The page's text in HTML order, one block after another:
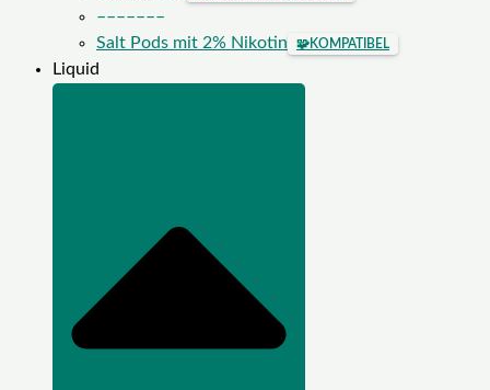
–––––––
Salt Pods mit 2% Nikotin
🧩KOMPATIBEL
Liquid